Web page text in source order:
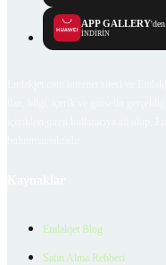
APP GALLERY'den
İNDİRİN
Emlakjet Blog
Satın Alma Rehberi